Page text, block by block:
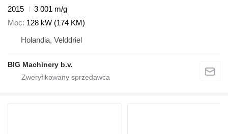
2015
3 001 m/g
Moc 128 kW (174 KM)
Holandia, Velddriel
BIG Machinery b.v.